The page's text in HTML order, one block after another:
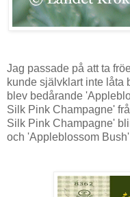
Jag passade på att ta
kunde självklart inte låta
blev bedårande
Silk Pink Champagne'
Silk Pink Champagne'
och 'Appleblossom